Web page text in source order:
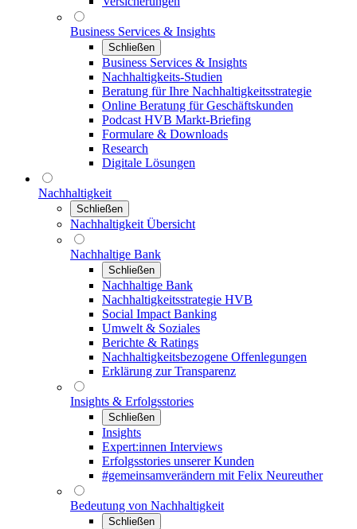
Business Services & Insights
Schließen
Business Services & Insights
Nachhaltigkeits-Studien
Beratung für Ihre Nachhaltigkeitsstrategie
Online Beratung für Geschäftskunden
Podcast HVB Markt-Briefing
Formulare & Downloads
Research
Digitale Lösungen
Nachhaltigkeit
Schließen
Nachhaltigkeit Übersicht
Nachhaltige Bank
Schließen
Nachhaltige Bank
Nachhaltigkeitsstrategie HVB
Social Impact Banking
Umwelt & Soziales
Berichte & Ratings
Nachhaltigkeitsbezogene Offenlegungen
Erklärung zur Transparenz
Insights & Erfolgsstories
Schließen
Insights
Expert:innen Interviews
Erfolgsstories unserer Kunden
#gemeinsamverändern mit Felix Neureuther
Bedeutung von Nachhaltigkeit
Schließen